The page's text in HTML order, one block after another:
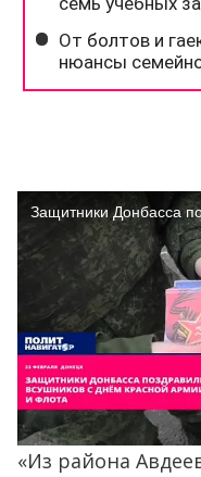
«Из района